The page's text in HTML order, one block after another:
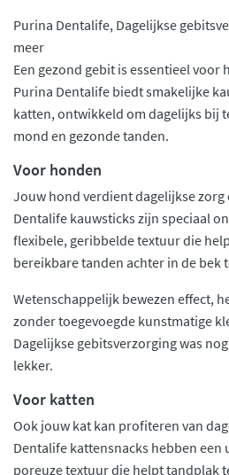
Purina Dentalife, Dagelijkse
meer
Een gezond gebit is essentieel voor
Purina Dentalife biedt smakelijke
katten, ontwikkeld om dagelijks bij
mond en gezonde tanden.
Voor honden
Jouw hond verdient dagelijkse
Dentalife kauwsticks zijn speciaal
flexibele, geribbelde textuur die
bereikbare tanden achter in de bek
Wetenschappelijk bewezen effect,
zonder toegevoegde kunstmatige
Dagelijkse gebitsverzorging was
lekker.
Voor katten
Ook jouw kat kan profiteren van
Dentalife kattensnacks hebben een
poreuze textuur die helpt tandplak